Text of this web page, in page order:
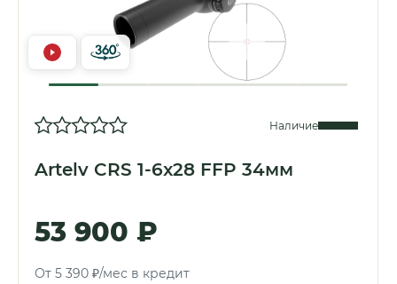
Наличие
Artelv CRS 1-6x28 FFP 34мм
53 900 ₽
От 5 390 ₽/мес в кредит